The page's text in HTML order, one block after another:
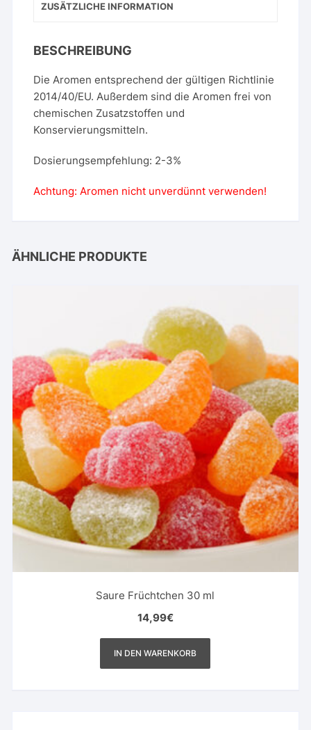
ZUSÄTZLICHE INFORMATION
BESCHREIBUNG
Die Aromen entsprechend der gültigen Richtlinie
2014/40/EU. Außerdem sind die Aromen frei von
chemischen Zusatzstoffen und
Konservierungsmitteln.
Dosierungsempfehlung: 2-3%
Achtung: Aromen nicht unverdünnt verwenden!
ÄHNLICHE PRODUKTE
Saure Früchtchen 30 ml
14,99€
IN DEN WARENKORB